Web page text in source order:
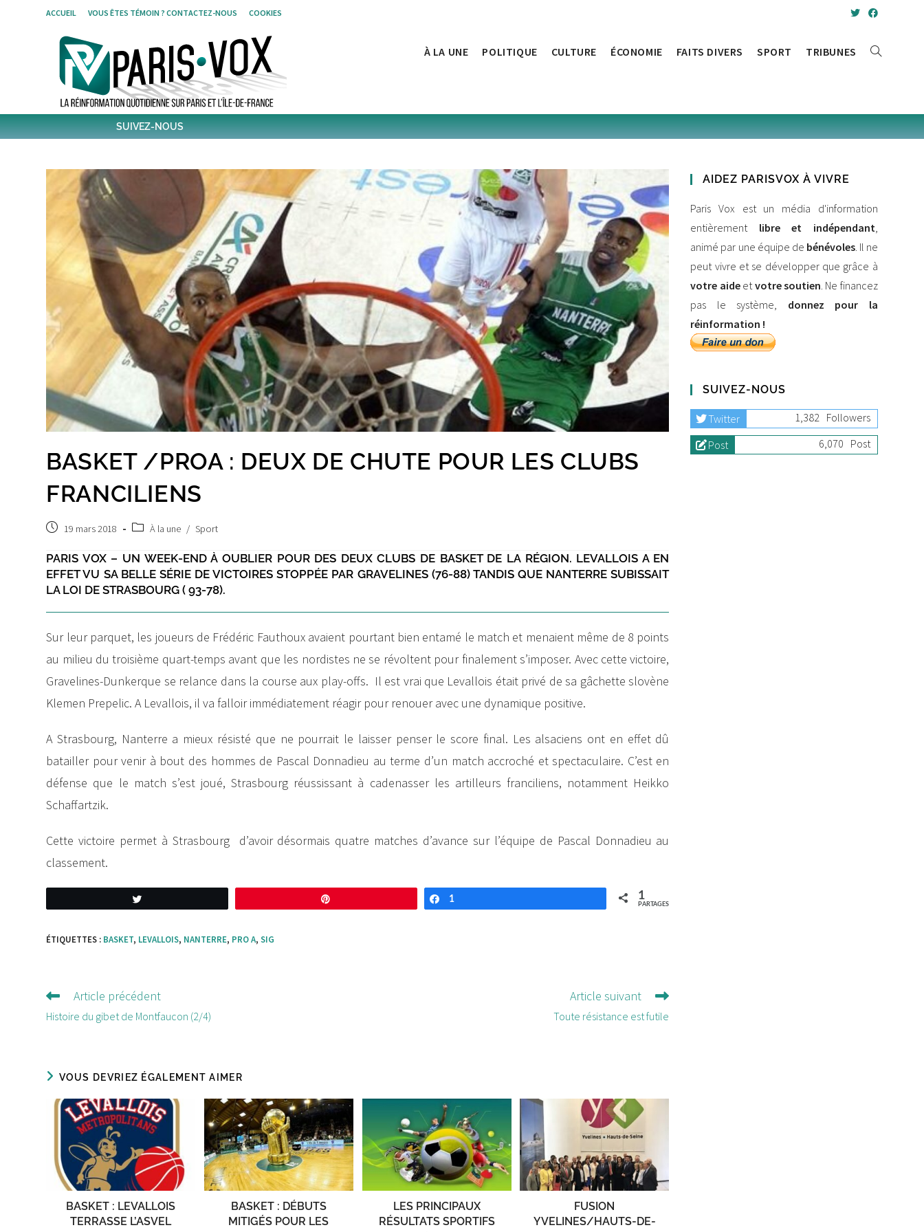
ACCUEIL VOUS ÊTES TÉMOIN ? CONTACTEZ-NOUS COOKIES
À LA UNE POLITIQUE CULTURE ÉCONOMIE FAITS DIVERS SPORT TRIBUNES
SUIVEZ-NOUS
Post
6,070 Post
BASKET /PROA : DEUX DE CHUTE POUR LES CLUBS
FRANCILIENS
Post19 mars 2018
PostÀ la une / Sport
PARIS VOX – UN WEEK-END À OUBLIER POUR DES DEUX CLUBS DE BASKET DE LA RÉGION. LEVALLOIS A EN
EFFET VU SA BELLE SÉRIE DE VICTOIRES STOPPÉE PAR GRAVELINES (76-88) TANDIS QUE NANTERRE SUBISSAIT
LA LOI DE STRASBOURG ( 93-78).
Sur leur parquet, les joueurs de Frédéric Fauthoux avaient pourtant bien entamé le match et menaient même de 8 points
au milieu du troisième quart-temps avant que les nordistes ne se révoltent pour finalement s’imposer. Avec cette victoire,
Gravelines-Dunkerque se relance dans la course aux play-offs. Il est vrai que Levallois était privé de sa gâchette slovène
Klemen Prepelic. A Levallois, il va falloir immédiatement réagir pour renouer avec une dynamique positive.
A Strasbourg, Nanterre a mieux résisté que ne pourrait le laisser penser le score final. Les alsaciens ont en effet dû
batailler pour venir à bout des hommes de Pascal Donnadieu au terme d’un match accroché et spectaculaire. C’est en
défense que le match s’est joué, Strasbourg réussissant à cadenasser les artilleurs franciliens, notamment Heikko
Schaffartzik.
Cette victoire permet à Strasbourg d’avoir désormais quatre matches d’avance sur l’équipe de Pascal Donnadieu au
classement.
Partagez
1 1
PARTAGES
ÉTIQUETTES : BASKET, LEVALLOIS, NANTERRE, PRO A, SIG
Lire
d'autres
Article précédent
Histoire du gibet de Montfaucon (2/4)
Article suivant
Toute résistance est futile
VOUS DEVRIEZ ÉGALEMENT AIMER
BASKET : LEVALLOIS
TERRASSE L’ASVEL
BASKET : DÉBUTS
MITIGÉS POUR LES
LES PRINCIPAUX
RÉSULTATS SPORTIFS
FUSION
YVELINES/HAUTS-DE-
AIDEZ PARISVOX À VIVRE
Paris Vox est un média d'information
entièrement libre et indépendant,
animé par une équipe de bénévoles. Il ne
peut vivre et se développer que grâce à
votre aideetvotre soutien. Ne financez
pas le système, donnez pour la
réinformation !
SUIVEZ-NOUS
Twitter 1,382 Followers
Post
6,070 Post